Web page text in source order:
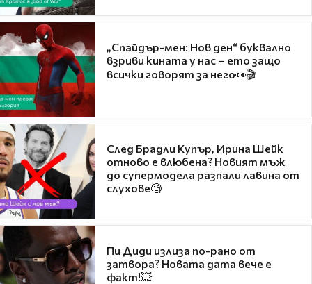
„Спайдър-мен: Нов ден“ буквално
взриви кината у нас – ето защо
всички говорят за него👀🎬
След Брадли Купър, Ирина Шейк
отново е влюбена? Новият мъж
до супермодела разпали лавина от
слухове🧐
Пи Диди излиза по-рано от
затвора? Новата дата вече е
факт!💥